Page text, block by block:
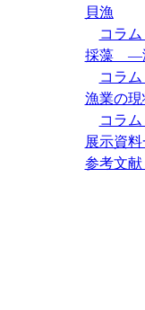
貝漁
コラム
採藻 ―
コラ
漁業の
コラ
展示資料
参考文